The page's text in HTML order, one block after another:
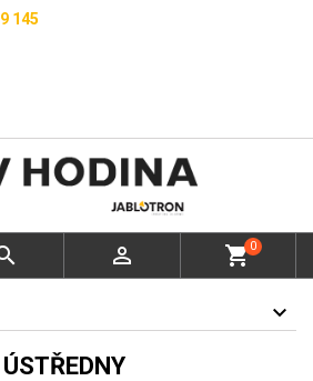
145
 shopping_cart0
ÚSTŘEDNY